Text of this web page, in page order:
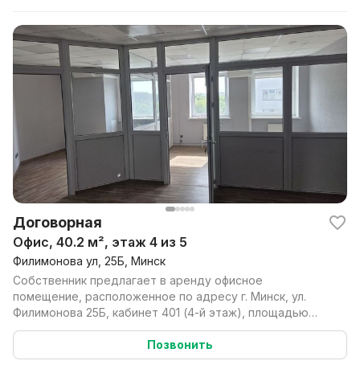
Договорная
Офис, 40.2 м², этаж 4 из 5
Филимонова ул, 25Б, Минск
Собственник предлагает в аренду офисное
помещение, расположенное по адресу г. Минск, ул.
Филимонова 25Б, кабинет 401 (4-й этаж), площадью
40,2 м2. Раз...
Позвонить